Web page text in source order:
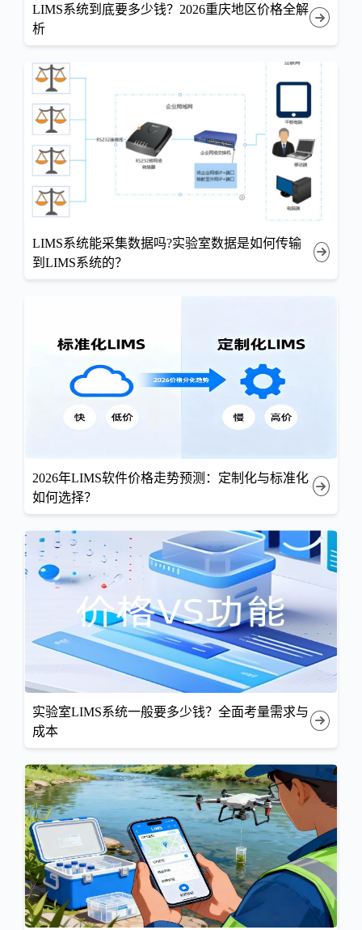
LIMS系统到底要多少钱？2026重庆地区价格全解
析
LIMS系统能采集数据吗?实验室数据是如何传输
到LIMS系统的？
2026年LIMS软件价格走势预测：定制化与标准化
如何选择？
实验室LIMS系统一般要多少钱？全面考量需求与
成本